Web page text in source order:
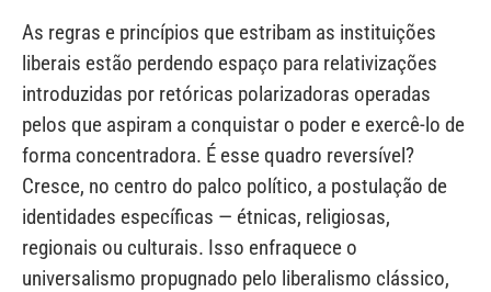
As regras e princípios que estribam as instituições
liberais estão perdendo espaço para relativizações
introduzidas por retóricas polarizadoras operadas
pelos que aspiram a conquistar o poder e exercê-lo de
forma concentradora. É esse quadro reversível?
Cresce, no centro do palco político, a postulação de
identidades específicas — étnicas, religiosas,
regionais ou culturais. Isso enfraquece o
universalismo propugnado pelo liberalismo clássico,